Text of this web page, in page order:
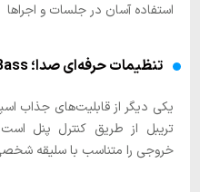
استفاده آسان در جلسات و اجراها
تنظیمات حرفه‌ای صدا؛ Bass و Treble
تریبل از طریق کنترل پنل
خروجی را متناسب با سلیقه